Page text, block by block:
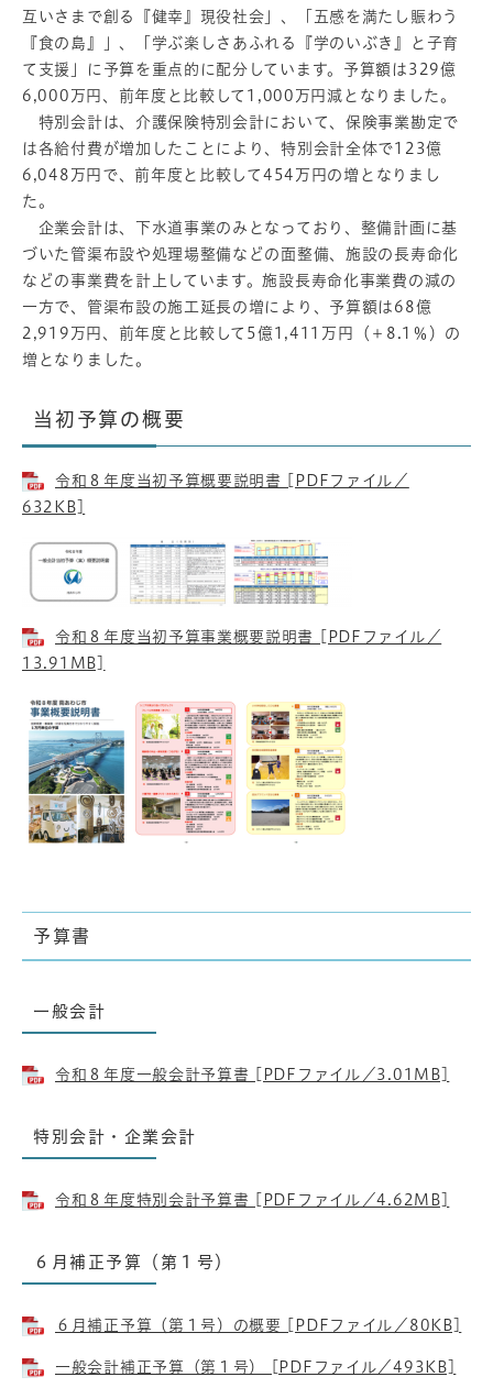
互いさまで創る『健幸』現役社会」、「五感を満たし賑わう
『食の島』」、「学ぶ楽しさあふれる『学のいぶき』と子育
て支援」に予算を重点的に配分しています。予算額は329億
6,000万円、前年度と比較して1,000万円減となりました。
特別会計は、介護保険特別会計において、保険事業勘定で
は各給付費が増加したことにより、特別会計全体で123億
6,048万円で、前年度と比較して454万円の増となりまし
た。
企業会計は、下水道事業のみとなっており、整備計画に基
づいた管渠布設や処理場整備などの面整備、施設の長寿命化
などの事業費を計上しています。施設長寿命化事業費の減の
一方で、管渠布設の施工延長の増により、予算額は68億
2,919万円、前年度と比較して5億1,411万円（＋8.1％）の
増となりました。
当初予算の概要
令和８年度当初予算概要説明書 [PDFファイル／
632KB]
令和８年度当初予算事業概要説明書 [PDFファイル／
13.91MB]
予算書
一般会計
令和８年度一般会計予算書 [PDFファイル／3.01MB]
特別会計・企業会計
令和８年度特別会計予算書 [PDFファイル／4.62MB]
６月補正予算（第１号）
６月補正予算（第１号）の概要 [PDFファイル／80KB]
一般会計補正予算（第１号） [PDFファイル／493KB]